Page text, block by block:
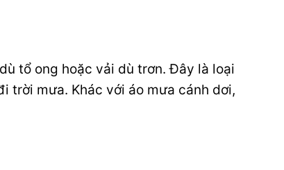
tổ ong hoặc vải dù trơn. Đây là loại
trời mưa. Khác với áo mưa cánh dơi,